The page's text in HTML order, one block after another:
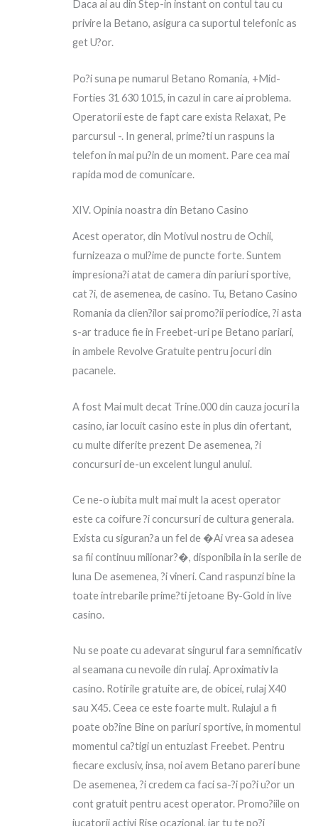
Daca ai au din Step-in instant on contul tau cu
privire la Betano, asigura ca suportul telefonic as
get U?or.
Po?i suna pe numarul Betano Romania, +Mid-
Forties 31 630 1015, in cazul in care ai problema.
Operatorii este de fapt care exista Relaxat, Pe
parcursul -. In general, prime?ti un raspuns la
telefon in mai pu?in de un moment. Pare cea mai
rapida mod de comunicare.
XIV. Opinia noastra din Betano Casino
Acest operator, din Motivul nostru de Ochii,
furnizeaza o mul?ime de puncte forte. Suntem
impresiona?i atat de camera din pariuri sportive,
cat ?i, de asemenea, de casino. Tu, Betano Casino
Romania da clien?ilor sai promo?ii periodice, ?i asta
s-ar traduce fie in Freebet-uri pe Betano pariari,
in ambele Revolve Gratuite pentru jocuri din
pacanele.
A fost Mai mult decat Trine.000 din cauza jocuri la
casino, iar locuit casino este in plus din ofertant,
cu multe diferite prezent De asemenea, ?i
concursuri de-un excelent lungul anului.
Ce ne-o iubita mult mai mult la acest operator
este ca coifure ?i concursuri de cultura generala.
Exista cu siguran?a un fel de �Ai vrea sa adesea
sa fii continuu milionar?�, disponibila in la serile de
luna De asemenea, ?i vineri. Cand raspunzi bine la
toate intrebarile prime?ti jetoane By-Gold in live
casino.
Nu se poate cu adevarat singurul fara semnificativ
al seamana cu nevoile din rulaj. Aproximativ la
casino. Rotirile gratuite are, de obicei, rulaj X40
sau X45. Ceea ce este foarte mult. Rulajul a fi
poate ob?ine Bine on pariuri sportive, in momentul
momentul ca?tigi un entuziast Freebet. Pentru
fiecare exclusiv, insa, noi avem Betano pareri bune
De asemenea, ?i credem ca faci sa-?i po?i u?or un
cont gratuit pentru acest operator. Promo?iile on
jucatorii activi Rise ocazional, iar tu te po?i